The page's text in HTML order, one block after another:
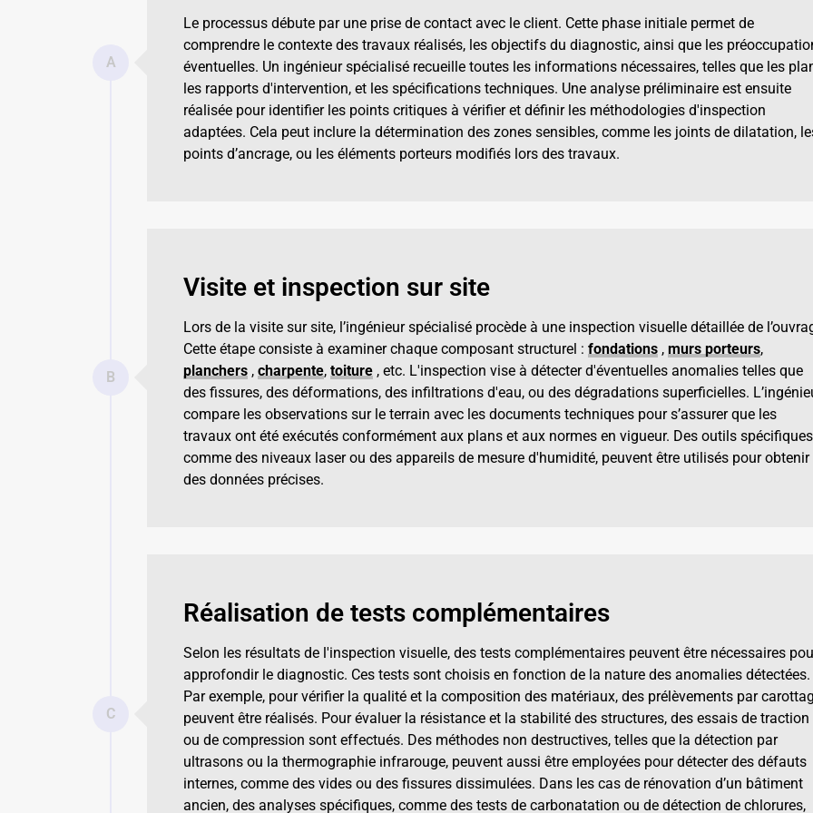
Le processus débute par une prise de contact avec le client. Cette phase initiale permet de
comprendre le contexte des travaux réalisés, les objectifs du diagnostic, ainsi que les
éventuelles. Un ingénieur spécialisé recueille toutes les informations nécessaires, telles que les
les rapports d'intervention, et les spécifications techniques. Une analyse préliminaire est ensuite
réalisée pour identifier les points critiques à vérifier et définir les méthodologies d'inspection
adaptées. Cela peut inclure la détermination des zones sensibles, comme les joints de dilatation,
points d’ancrage, ou les éléments porteurs modifiés lors des travaux.
A
Visite et inspection sur site
Lors de la visite sur site, l’ingénieur spécialisé procède à une inspection visuelle détaillée de
Cette étape consiste à examiner chaque composant structurel : fondations , murs porteurs,
planchers , charpente, toiture , etc. L'inspection vise à détecter d'éventuelles anomalies telles que
des fissures, des déformations, des infiltrations d'eau, ou des dégradations superficielles.
compare les observations sur le terrain avec les documents techniques pour s’assurer que les
travaux ont été exécutés conformément aux plans et aux normes en vigueur. Des outils
comme des niveaux laser ou des appareils de mesure d'humidité, peuvent être utilisés pour obtenir
des données précises.
B
Réalisation de tests complémentaires
Selon les résultats de l'inspection visuelle, des tests complémentaires peuvent être nécessaires
approfondir le diagnostic. Ces tests sont choisis en fonction de la nature des anomalies détectées.
Par exemple, pour vérifier la qualité et la composition des matériaux, des prélèvements par
peuvent être réalisés. Pour évaluer la résistance et la stabilité des structures, des essais de traction
ou de compression sont effectués. Des méthodes non destructives, telles que la détection par
ultrasons ou la thermographie infrarouge, peuvent aussi être employées pour détecter des défauts
internes, comme des vides ou des fissures dissimulées. Dans les cas de rénovation d’un bâtiment
ancien, des analyses spécifiques, comme des tests de carbonatation ou de détection de chlorures,
C